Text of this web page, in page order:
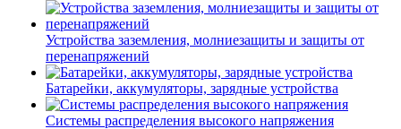
Устройства заземления, молниезащиты и защиты от
перенапряжений
Батарейки, аккумуляторы, зарядные устройства
Системы распределения высокого напряжения